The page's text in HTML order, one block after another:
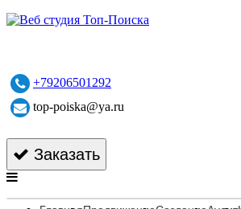
+79206501292
top-poiska@ya.ru
Заказать